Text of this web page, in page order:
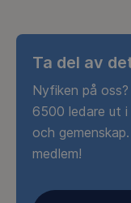
Ta del av
Nyfiken på
6500 ledare ut i
och
medlem!